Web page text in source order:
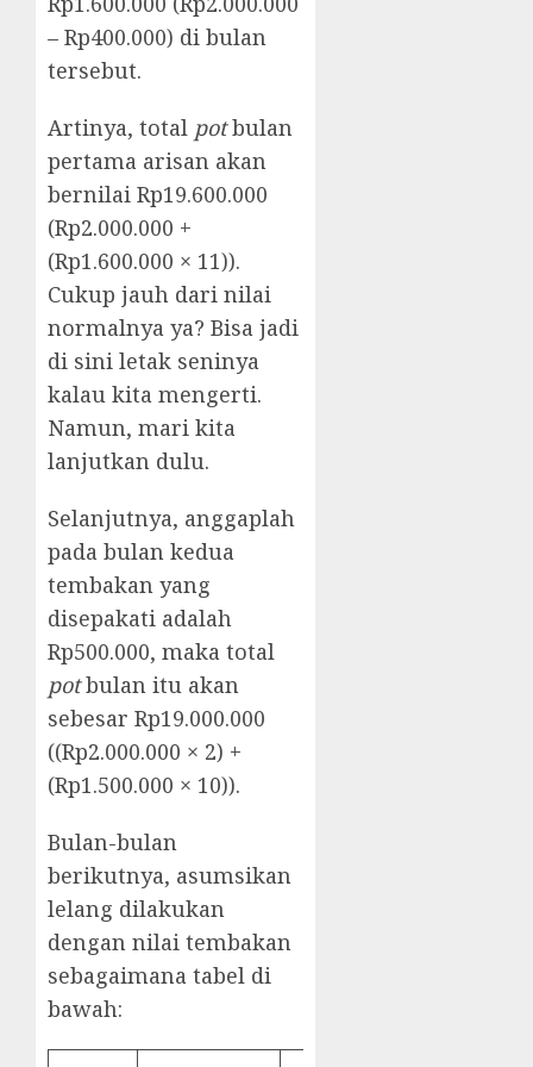
– Rp400.000) di bulan
tersebut.
Artinya, total potbulan
pertama arisan akan
bernilai Rp19.600.000
(Rp2.000.000 +
(Rp1.600.000 × 11)).
Cukup jauh dari nilai
normalnya ya? Bisa jadi
di sini letak seninya
kalau kita mengerti.
Namun, mari kita
lanjutkan dulu.
Selanjutnya, anggaplah
pada bulan kedua
tembakan yang
disepakati adalah
Rp500.000, maka total
potbulan itu akan
sebesar Rp19.000.000
((Rp2.000.000 × 2) +
(Rp1.500.000 × 10)).
Bulan-bulan
berikutnya, asumsikan
lelang dilakukan
dengan nilai tembakan
sebagaimana tabel di
bawah: